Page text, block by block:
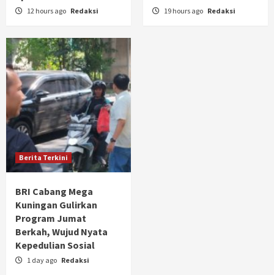
12 hours ago Redaksi 19 hours ago Redaksi
Berita Terkini
BRI Cabang Mega
Kuningan Gulirkan
Program Jumat
Berkah, Wujud Nyata
Kepedulian Sosial
1 day ago Redaksi